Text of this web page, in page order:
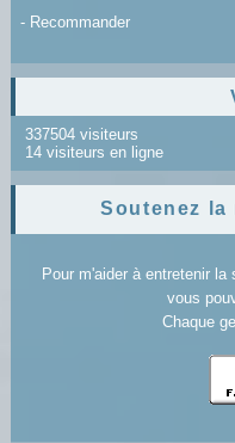
- Recommander
337504 visiteurs
14 visiteurs en ligne
Soutenez
Pour m'aider à entretenir
vous
Chaque